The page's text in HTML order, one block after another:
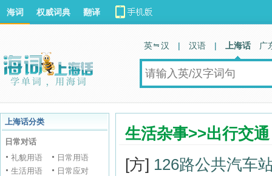
海词 权威词典 翻译
英 汉 | 汉语 | 上海话 广
上海话分类
日常对话
礼貌用语
日常用语
生活用语
日常应对
生活杂事>>出行交通
[方] 126路公共汽车